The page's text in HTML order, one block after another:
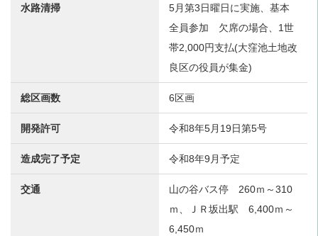
水路清掃
5月第3日曜日に実施、基本
全員参加 欠席の場合、1世
帯2,000円支払(大窪池土地改
良区の役員が集金)
総区画数 6区画
開発許可 令和8年5月19日第5号
造成完了予定 令和8年9月予定
交通
山の谷バス停 260ｍ～310
ｍ、ＪＲ坂出駅 6,400ｍ～
6,450ｍ